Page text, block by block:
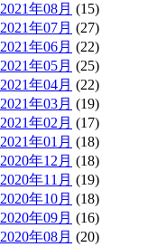
2021年08月 (15)
2021年07月 (27)
2021年06月 (22)
2021年05月 (25)
2021年04月 (22)
2021年03月 (19)
2021年02月 (17)
2021年01月 (18)
2020年12月 (18)
2020年11月 (19)
2020年10月 (18)
2020年09月 (16)
2020年08月 (20)